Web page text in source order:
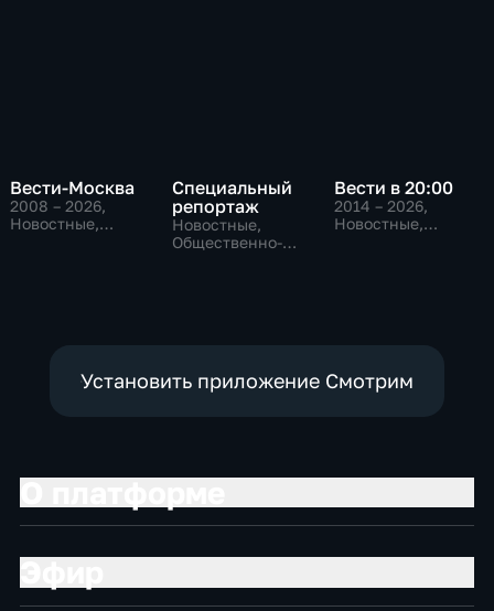
Вести-Москва
2008 – 2026,
Новостные,
Специальный
репортаж
Новостные,
Общественно-
Вести в 20:00
2014 – 2026,
Новостные,
Установить приложение Смотрим